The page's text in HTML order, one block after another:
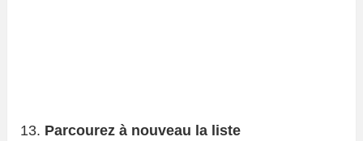
Parcourez à nouveau la liste